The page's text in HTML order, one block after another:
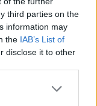
third parties on the
information may
the IAB’s List of
disclose it to other
και πίσω
ανάγκης κατά
η μία πλευρά
τη